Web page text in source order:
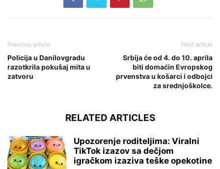
Previous article
Policija u Danilovgradu
razotkrila pokušaj mita u
zatvoru
Next article
Srbija će od 4. do 10. aprila
biti domaćin Evropskog
prvenstva u košarci i odbojci
za srednjoškolce.
RELATED ARTICLES
Upozorenje roditeljima: Viralni
TikTok izazov sa dečjom
igračkom izaziva teške opekotine